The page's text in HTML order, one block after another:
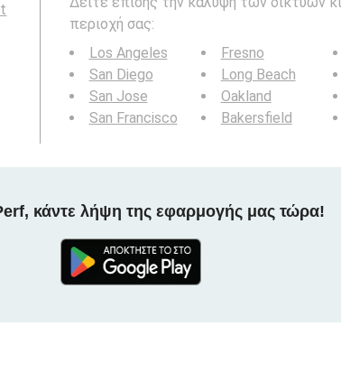
περιοχή σας:
Los Angeles
San Diego
San Jose
San Francisco
Fresno
Long Beach
Oakland
Bakersfield
κάντε λήψη της εφαρμογής μας τώρα!